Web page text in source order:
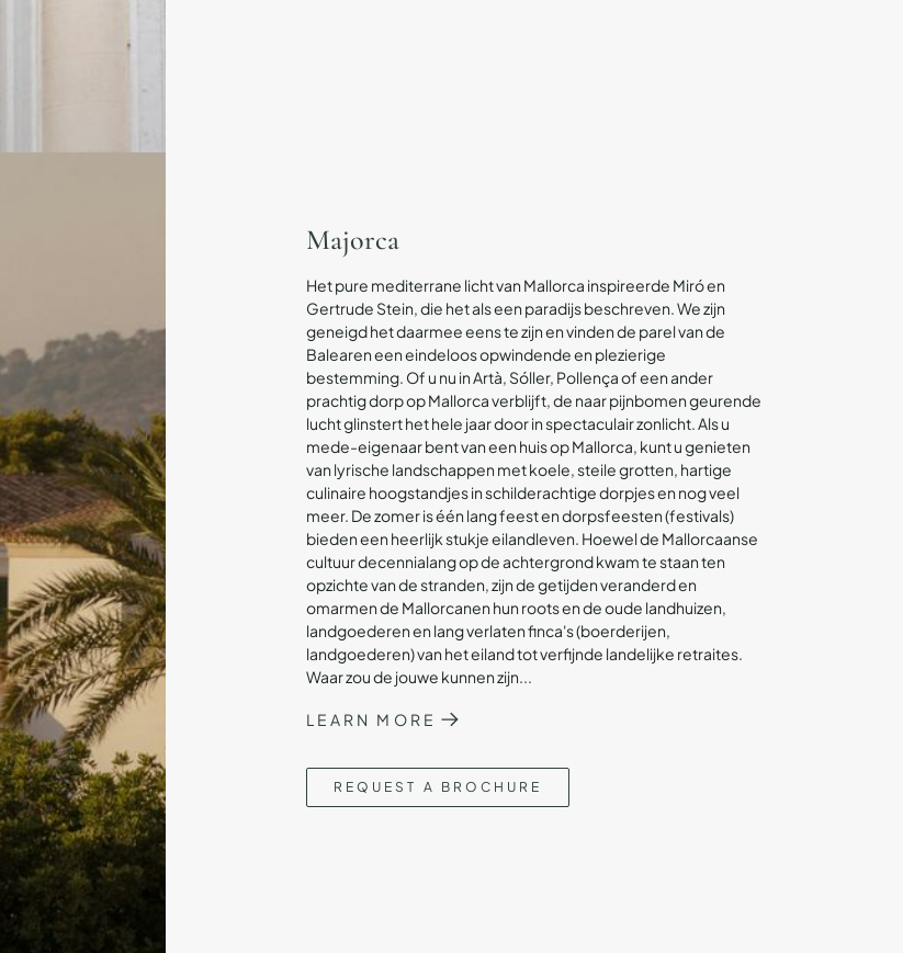
Majorca
Het pure mediterrane licht van Mallorca inspireerde Miró en
Gertrude Stein, die het als een paradijs beschreven. We zijn
geneigd het daarmee eens te zijn en vinden de parel van de
Balearen een eindeloos opwindende en plezierige
bestemming. Of u nu in Artà, Sóller, Pollença of een ander
prachtig dorp op Mallorca verblijft, de naar pijnbomen geurende
lucht glinstert het hele jaar door in spectaculair zonlicht. Als u
mede-eigenaar bent van een huis op Mallorca, kunt u genieten
van lyrische landschappen met koele, steile grotten, hartige
culinaire hoogstandjes in schilderachtige dorpjes en nog veel
meer. De zomer is één lang feest en dorpsfeesten (festivals)
bieden een heerlijk stukje eilandleven. Hoewel de Mallorcaanse
cultuur decennialang op de achtergrond kwam te staan ten
opzichte van de stranden, zijn de getijden veranderd en
omarmen de Mallorcanen hun roots en de oude landhuizen,
landgoederen en lang verlaten finca's (boerderijen,
landgoederen) van het eiland tot verfijnde landelijke retraites.
Waar zou de jouwe kunnen zijn...
LEARN MORE
REQUEST A BROCHURE